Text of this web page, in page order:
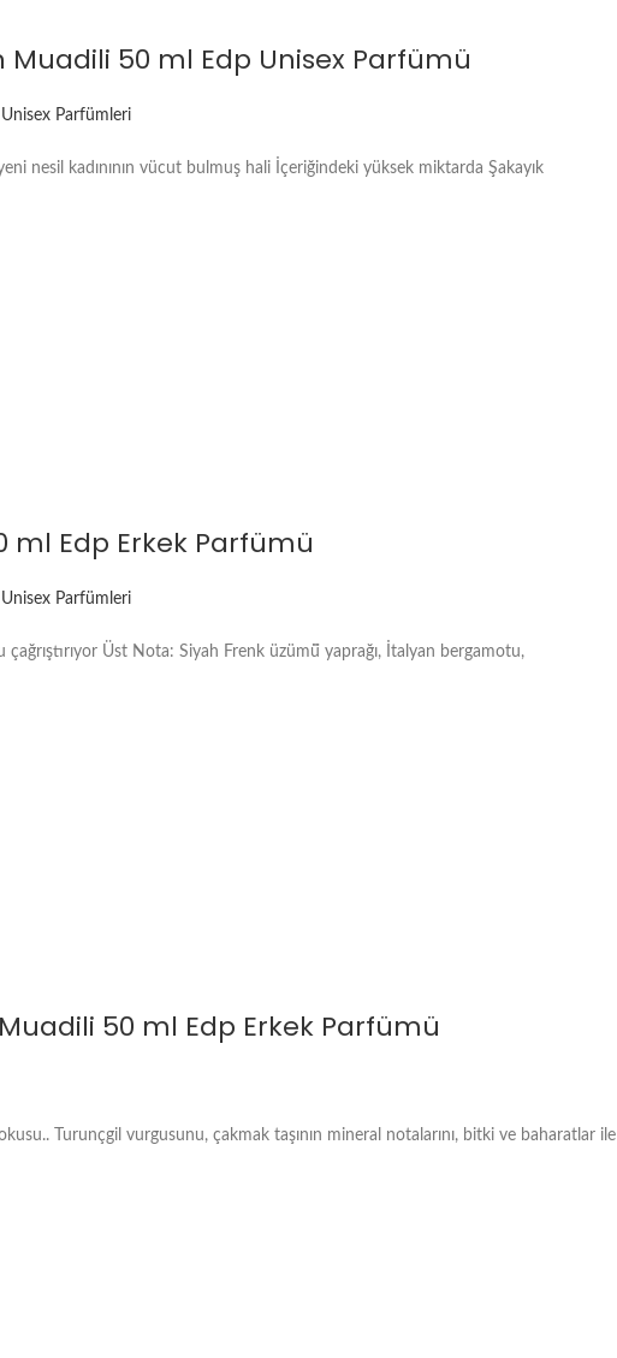
Muadili 50 ml Edp Unisex Parfümü
Unisex Parfümleri
nesil kadınının vücut bulmuş hali İçeriğindeki yüksek miktarda Şakayık
ml Edp Erkek Parfümü
Unisex Parfümleri
Üst Nota: Siyah Frenk üzümü̈ yaprağı, İtalyan bergamotu,
50 ml Edp Erkek Parfümü
Turunçgil vurgusunu, çakmak taşının mineral notalarını, bitki ve baharatlar ile